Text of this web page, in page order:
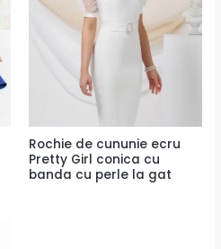
Rochie de cununie ecru
Pretty Girl conica cu
banda cu perle la gat